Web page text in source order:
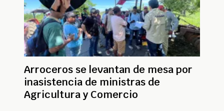
Arroceros se levantan de mesa por
inasistencia de ministras de
Agricultura y Comercio